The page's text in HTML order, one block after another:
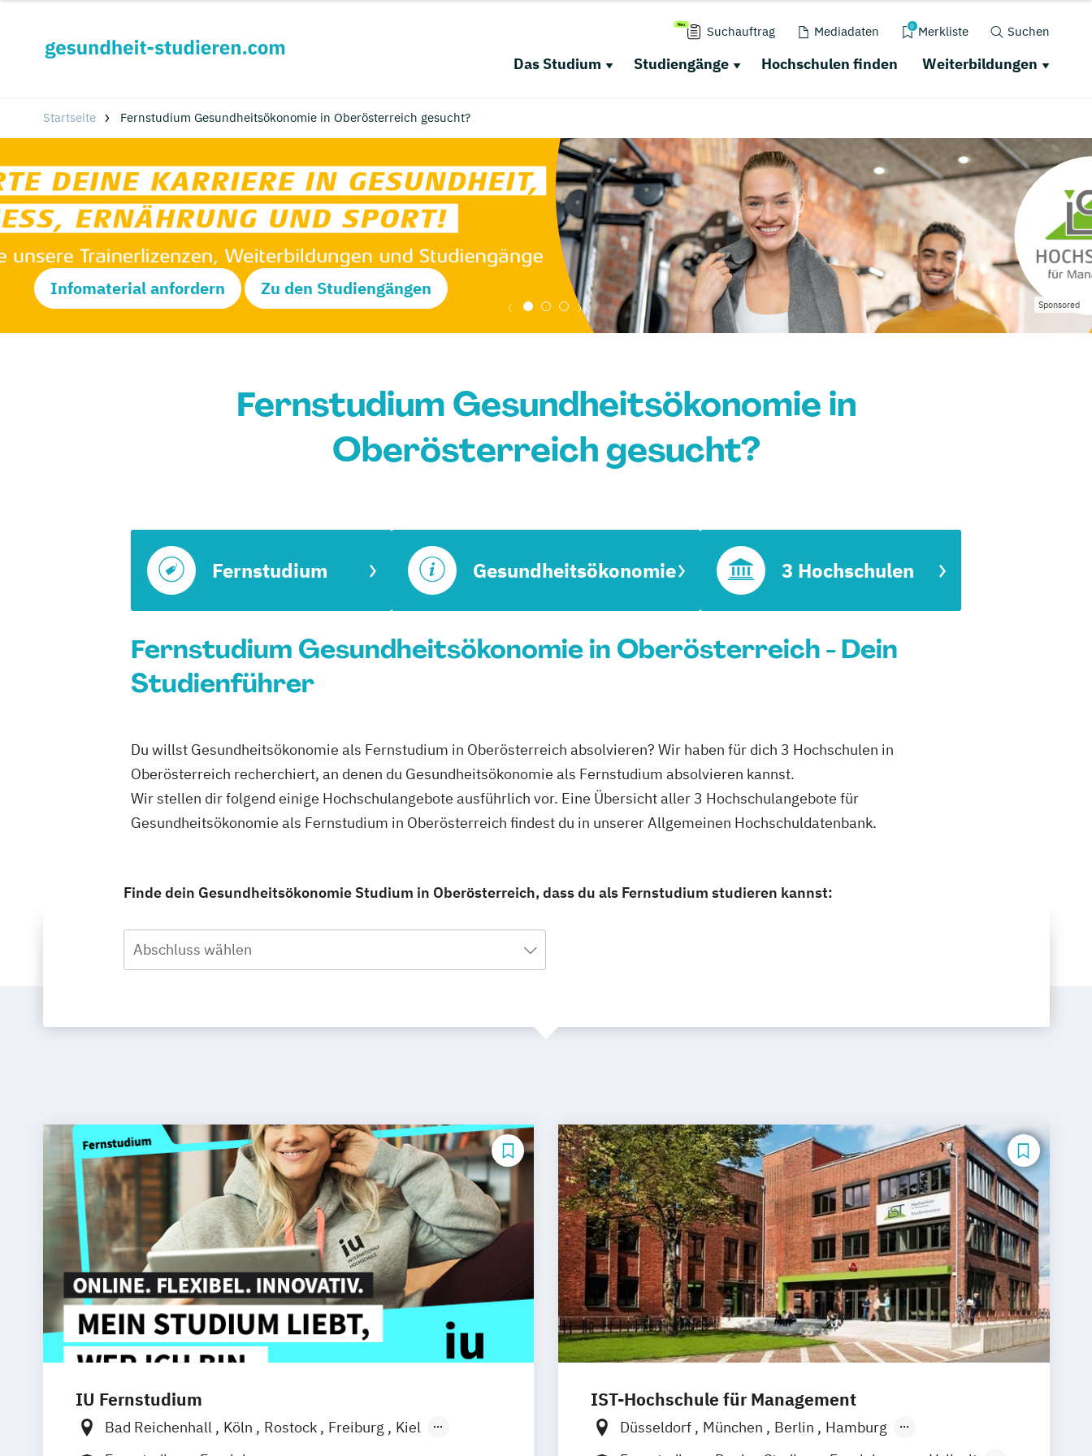
Suchauftrag Mediadaten 0 Merkliste Suchen
Das Studium Studiengänge Hochschulen finden Weiterbildungen
Startseite Fernstudium Gesundheitsökonomie in Oberösterreich gesucht?
Infomaterial anfordern Zu den Studiengängen
Sponsored
Fernstudium Gesundheitsökonomie in
Oberösterreich gesucht?
Fernstudium Gesundheitsökonomie 3 Hochschulen
Fernstudium Gesundheitsökonomie in Oberösterreich - Dein
Studienführer
Du willst Gesundheitsökonomie als Fernstudium in Oberösterreich absolvieren? Wir haben für dich 3 Hochschulen in
Oberösterreich recherchiert, an denen du Gesundheitsökonomie als Fernstudium absolvieren kannst.
Wir stellen dir folgend einige Hochschulangebote ausführlich vor. Eine Übersicht aller 3 Hochschulangebote für
Gesundheitsökonomie als Fernstudium in Oberösterreich findest du in unserer Allgemeinen Hochschuldatenbank.
Finde dein Gesundheitsökonomie Studium in Oberösterreich, dass du als Fernstudium studieren kannst:
Abschluss wählen
IU Fernstudium
Bad Reichenhall Köln Rostock Freiburg
Kiel
Frankfurt am Main
Stuttgart
IST-Hochschule für Management
Düsseldorf München Berlin
Hamburg
Weil am Rhein
Frankfurt am Main Essen
Stuttgart